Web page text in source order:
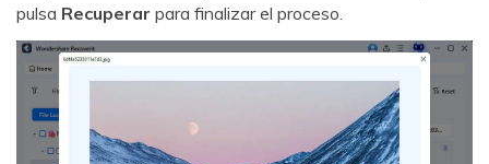
pulsa Recuperar para finalizar el proceso.